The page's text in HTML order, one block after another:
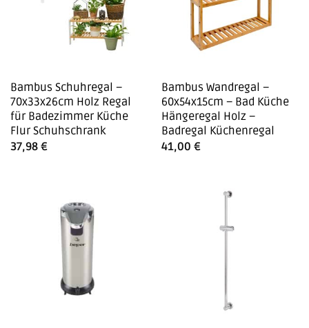
Bambus Schuhregal –
70x33x26cm Holz Regal
für Badezimmer Küche
Flur Schuhschrank
37,98 €
Bambus Wandregal –
60x54x15cm – Bad Küche
Hängeregal Holz –
Badregal Küchenregal
41,00 €